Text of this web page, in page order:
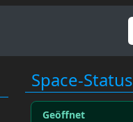
Space-Status
Geöffnet